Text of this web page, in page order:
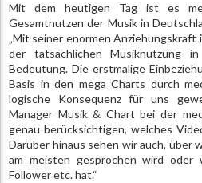
Mit dem heutigen Tag ist es
Gesamtnutzen der Musik in
„Mit seiner enormen
der tatsächlichen Musiknutzung
Bedeutung. Die erstmalige
Basis in den mega Charts durch
logische Konsequenz für uns
Manager Musik & Chart bei der
genau berücksichtigen, welches
Darüber hinaus sehen wir auch, über
am meisten gesprochen wird
Follower etc. hat.“